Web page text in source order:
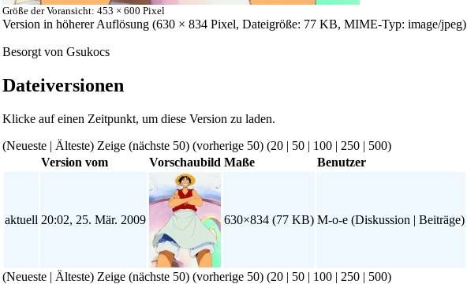
Größe der Voransicht: 453 × 600 Pixel
Version in höherer Auflösung ‎ (630 × 834 Pixel, Dateigröße: 77 KB, MIME-Typ: image/jpeg)
Besorgt von Gsukocs
Dateiversionen
Klicke auf einen Zeitpunkt, um diese Version zu laden.
(Neueste | Älteste) Zeige (nächste 50) (vorherige 50) (20 | 50 | 100 | 250 | 500)
Version vom
Vorschaubild Maße Benutzer
aktuell 20:02, 25. Mär. 2009 630×834 (77 KB) M-o-e (Diskussion | Beiträge)
(Neueste | Älteste) Zeige (nächste 50) (vorherige 50) (20 | 50 | 100 | 250 | 500)